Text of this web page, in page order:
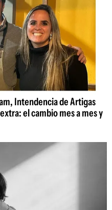
Intendencia de Artigas
el cambio mes a mes y